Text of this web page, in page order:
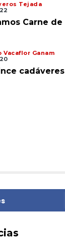
Tejada
Carne de
Vacaflor Ganam
cadáveres